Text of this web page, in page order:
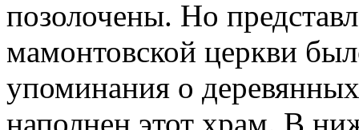
позолочены. Но
мамонтовской церкви
упоминания о
наполнен этот храм. В